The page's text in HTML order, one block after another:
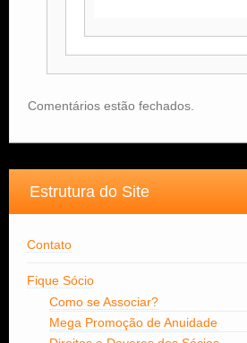
Comentários estão fechados.
Estrutura do Site
Contato
Fique Sócio
Como se Associar?
Mega Promoção de Anuidade